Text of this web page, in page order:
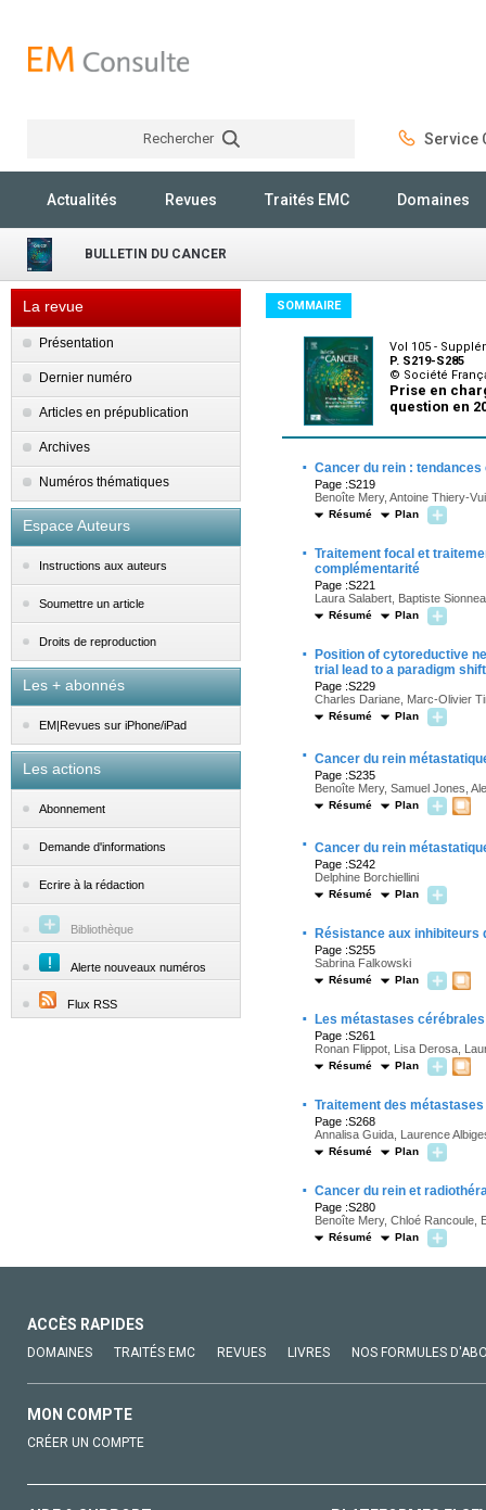
Rechercher Service
Actualités Revues Traités EMC Domaines
BULLETIN DU CANCER
La revue
Présentation
Dernier numéro
Articles en prépublication
Archives
Numéros thématiques
Espace Auteurs
Instructions aux auteurs
Soumettre un article
Droits de reproduction
Les + abonnés
EM|Revues sur iPhone/iPad
Les actions
Abonnement
Demande d'informations
Ecrire à la rédaction
Bibliothèque
Alerte nouveaux numéros
Flux RSS
SOMMAIRE
Vol 105 -
P. S219-S285
© Société
Prise en
question en
· Cancer du rein :
Page :S219
Benoîte Mery, Antoine Thiery-
Résumé Plan
· Traitement focal et
complémentarité
Page :S221
Laura Salabert, Baptiste
Résumé Plan
·
Position of cytoreductive
trial lead to a paradigm
Page :S229
Charles Dariane, Marc-Olivier
Résumé Plan
· Cancer du rein
Page :S235
Benoîte Mery, Samuel Jones,
Résumé Plan
· Cancer du rein
Page :S242
Delphine Borchiellini
Résumé Plan
· Résistance aux
Page :S255
Sabrina Falkowski
Résumé Plan
· Les métastases
Page :S261
Ronan Flippot, Lisa Derosa,
Résumé Plan
· Traitement des
Page :S268
Annalisa Guida, Laurence
Résumé Plan
· Cancer du rein et
Page :S280
Benoîte Mery, Chloé Rancoule,
Résumé Plan
ACCÈS RAPIDES
DOMAINES TRAITÉS EMC REVUES LIVRES NOS FORMULES
MON COMPTE
CRÉER UN COMPTE